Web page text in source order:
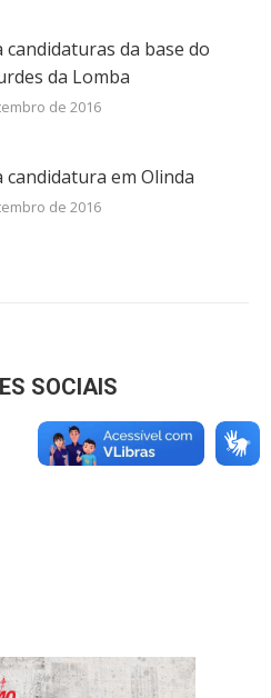
candidaturas da base do
da Lomba
de 2016
candidatura em Olinda
de 2016
SOCIAIS